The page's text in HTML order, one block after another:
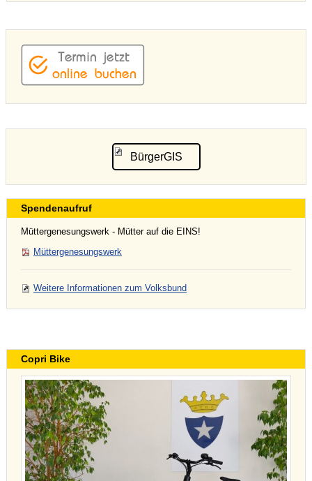
BürgerGIS
Spendenaufruf
Müttergenesungswerk - Mütter auf die EINS!
Müttergenesungswerk
Weitere Informationen zum Volksbund
Copri Bike